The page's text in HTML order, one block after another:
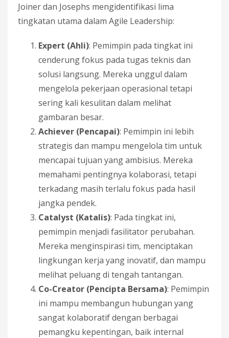
Joiner dan Josephs mengidentifikasi lima
tingkatan utama dalam Agile Leadership:
Expert (Ahli): Pemimpin pada tingkat ini
cenderung fokus pada tugas teknis dan
solusi langsung. Mereka unggul dalam
mengelola pekerjaan operasional tetapi
sering kali kesulitan dalam melihat
gambaran besar.
Achiever (Pencapai): Pemimpin ini lebih
strategis dan mampu mengelola tim untuk
mencapai tujuan yang ambisius. Mereka
memahami pentingnya kolaborasi, tetapi
terkadang masih terlalu fokus pada hasil
jangka pendek.
Catalyst (Katalis): Pada tingkat ini,
pemimpin menjadi fasilitator perubahan.
Mereka menginspirasi tim, menciptakan
lingkungan kerja yang inovatif, dan mampu
melihat peluang di tengah tantangan.
Co-Creator (Pencipta Bersama): Pemimpin
ini mampu membangun hubungan yang
sangat kolaboratif dengan berbagai
pemangku kepentingan, baik internal